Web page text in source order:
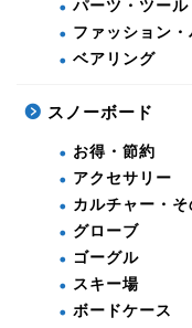
パーツ・ツール
ファッション
ベアリング
スノーボード
お得・節約
アクセサリー
カルチャー・そ
グローブ
ゴーグル
スキー場
ボードケース